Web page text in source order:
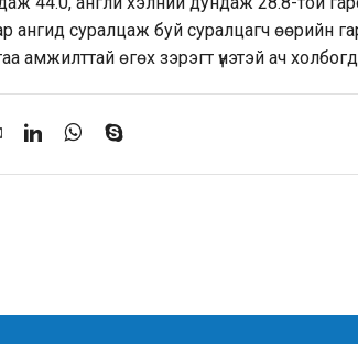
ангид суралцаж буй суралцагч өөрийн
амжилттай өгөх зэрэгт үнэтэй ач